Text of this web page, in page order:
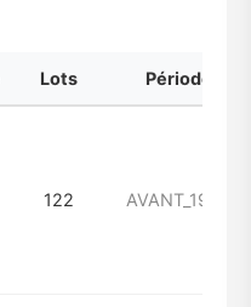
Lots Période
122 AVANT_1949